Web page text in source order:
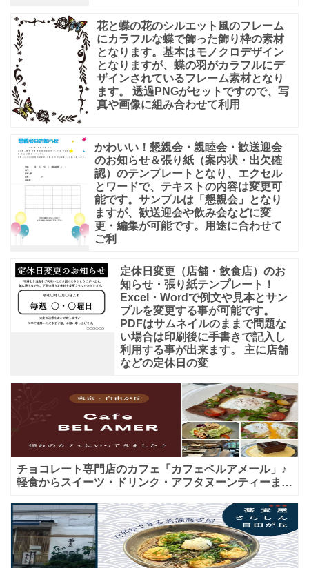
花と蝶の花のシルエット風のフレーム
にカラフルな蝶で飾った飾り枠の素材
となります。基本はモノクロデザイン
となりますが、蝶の羽がカラフルにデ
ザインされているフレーム素材となり
ます。 透過PNGがセットですので、写
真や画像に組み合わせて利用
かわいい！懇親会・親睦会・歓送迎会
のお知らせ＆張り紙（案内状・出欠確
認）のテンプレートとなり、エクセル
とワードで、テキストの内容は変更可
能です。サンプルは「懇親会」となり
ますが、歓送迎会や飲み会などに変
更・編集が可能です。用途に合わせて
ご利
定休日変更（店舗・飲食店）のお
知らせ・張り紙テンプレート！
Excel・Wordで例文や見本とサン
プルを変更する事が可能です。
PDFはサムネイルのままで問題な
い場合は印刷後に手書きで記入し
利用する事が出来ます。 主に店舗
などの定休日の変
チョコレート専門店のカフェ「カフェベルアメール」♪
軽食からスイーツ・ドリンク・アフタヌーンティーまで